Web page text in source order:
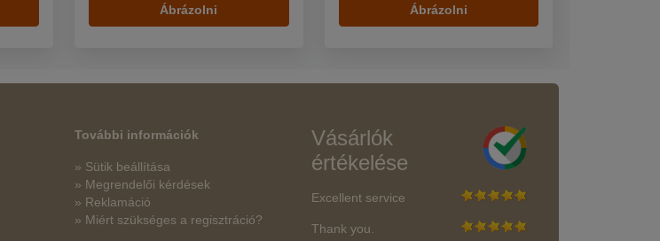
Ábrázolni Ábrázolni
További információk
» Sütik beállítása
» Megrendelői kérdések
» Reklamáció
» Miért szükséges a regisztráció?
Vásárlók
értékelése
Excellent service
Thank you.